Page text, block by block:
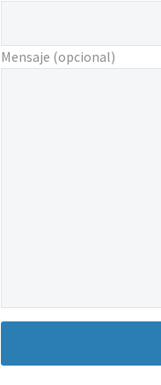
Mensaje (opcional)